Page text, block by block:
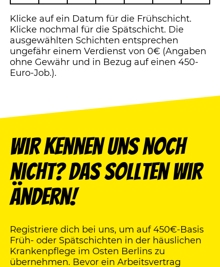
Klicke auf ein Datum für die Frühschicht.
Klicke nochmal für die Spätschicht. Die
ausgewählten Schichten entsprechen
ungefähr einem Verdienst von 0€ (Angaben
ohne Gewähr und in Bezug auf einen 450-
Euro-Job.).
Wir kennen uns noch
nicht? Das sollten wir
ändern!
Registriere dich bei uns, um auf 450€-Basis
Früh- oder Spätschichten in der häuslichen
Krankenpflege im Osten Berlins zu
übernehmen. Bevor ein Arbeitsvertrag